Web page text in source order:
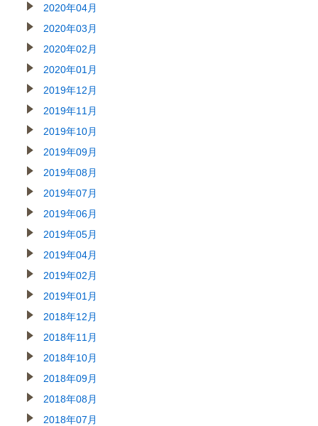
2020年04月
2020年03月
2020年02月
2020年01月
2019年12月
2019年11月
2019年10月
2019年09月
2019年08月
2019年07月
2019年06月
2019年05月
2019年04月
2019年02月
2019年01月
2018年12月
2018年11月
2018年10月
2018年09月
2018年08月
2018年07月